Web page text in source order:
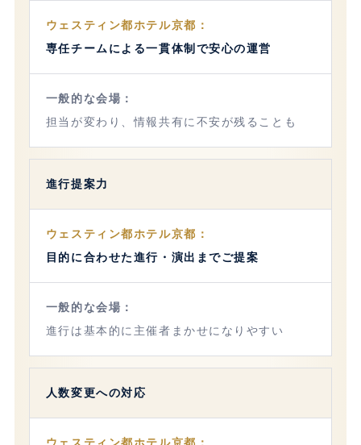
専任チームによる一貫体制で安心の運営
担当が変わり、情報共有に不安が残ることも
進行提案力
目的に合わせた進行・演出までご提案
進行は基本的に主催者まかせになりやすい
人数変更への対応